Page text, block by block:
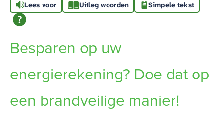
Lees voor Uitleg woorden Simpele tekst
Besparen op uw
energierekening? Doe dat op
een brandveilige manier!